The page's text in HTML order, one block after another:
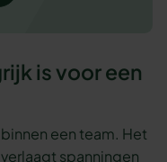
is voor een
een team. Het
spanningen